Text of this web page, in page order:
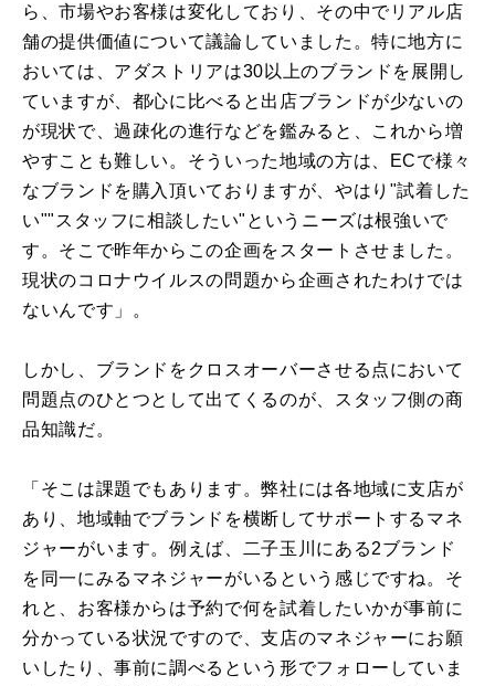
ら、市場やお客様は変化しており、その中でリアル店
舗の提供価値について議論していました。特に地方に
おいては、アダストリアは30以上のブランドを展開し
ていますが、都心に比べると出店ブランドが少ないの
が現状で、過疎化の進行などを鑑みると、これから増
やすことも難しい。そういった地域の方は、ECで様々
なブランドを購入頂いておりますが、やはり"試着した
い""スタッフに相談したい"というニーズは根強いで
す。そこで昨年からこの企画をスタートさせました。
現状のコロナウイルスの問題から企画されたわけでは
ないんです」。
しかし、ブランドをクロスオーバーさせる点において
問題点のひとつとして出てくるのが、スタッフ側の商
品知識だ。
「そこは課題でもあります。弊社には各地域に支店が
あり、地域軸でブランドを横断してサポートするマネ
ジャーがいます。例えば、二子玉川にある2ブランド
を同一にみるマネジャーがいるという感じですね。そ
れと、お客様からは予約で何を試着したいかが事前に
分かっている状況ですので、支店のマネジャーにお願
いしたり、事前に調べるという形でフォローしていま